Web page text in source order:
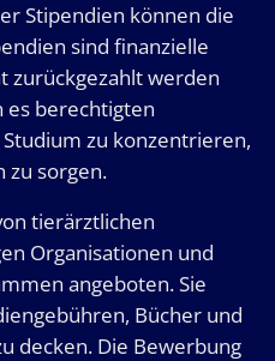
Stipendien können die
sind finanzielle
zurückgezahlt werden
es berechtigten
zu konzentrieren,
zu sorgen.
tierärztlichen
Organisationen und
angeboten. Sie
Bücher und
decken. Die Bewerbung